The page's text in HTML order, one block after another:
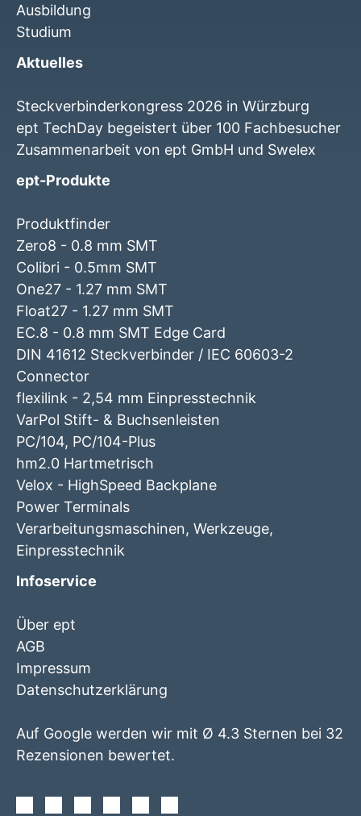
Ausbildung
Studium
Aktuelles
Steckverbinderkongress 2026 in Würzburg
ept TechDay begeistert über 100 Fachbesucher
Zusammenarbeit von ept GmbH und Swelex
ept-Produkte
Produktfinder
Zero8 - 0.8 mm SMT
Colibri - 0.5mm SMT
One27 - 1.27 mm SMT
Float27 - 1.27 mm SMT
EC.8 - 0.8 mm SMT Edge Card
DIN 41612 Steckverbinder / IEC 60603-2
Connector
flexilink - 2,54 mm Einpresstechnik
VarPol Stift- & Buchsenleisten
PC/104, PC/104-Plus
hm2.0 Hartmetrisch
Velox - HighSpeed Backplane
Power Terminals
Verarbeitungsmaschinen, Werkzeuge,
Einpresstechnik
Infoservice
Über ept
AGB
Impressum
Datenschutzerklärung
Auf Google werden wir mit Ø 4.3 Sternen bei 32
Rezensionen bewertet.